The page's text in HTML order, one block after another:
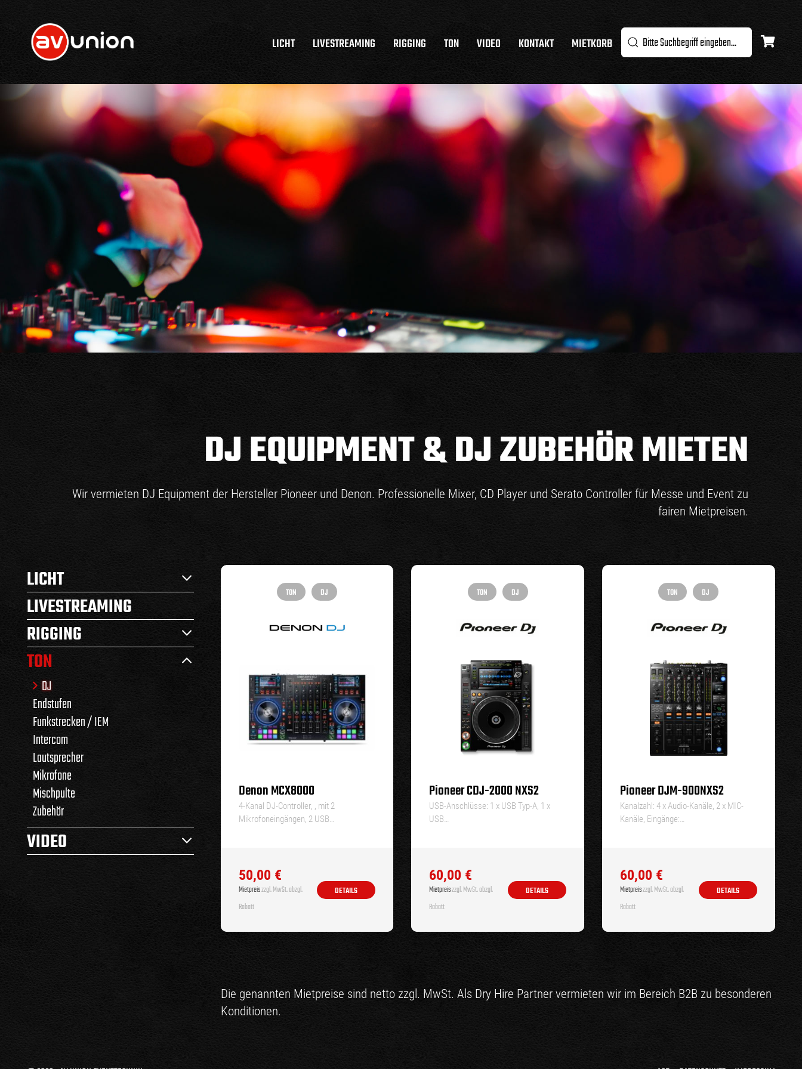
LICHT LIVESTREAMING RIGGING TON VIDEO KONTAKT MIETKORB
DJ EQUIPMENT & DJ ZUBEHÖR MIETEN
Wir vermieten DJ Equipment der Hersteller Pioneer und Denon. Professionelle Mixer, CD Player und Serato Controller für Messe und Event zu
fairen Mietpreisen.
LICHT
LIVESTREAMING
RIGGING
TON
DJ
Endstufen
Funkstrecken / IEM
Intercom
Lautsprecher
Mikrofone
Mischpulte
Zubehör
VIDEO
TON DJ
Denon MCX8000
4-Kanal DJ-Controller, , mit 2
Mikrofoneingängen, 2 USB…
50,00 €
Mietpreiszzgl. MwSt. abzgl.
Rabatt
DETAILS
TON DJ
Pioneer CDJ-2000 NXS2
USB-Anschlüsse: 1 x USB Typ-A, 1 x
USB…
60,00 €
Mietpreiszzgl. MwSt. abzgl.
Rabatt
DETAILS
TON DJ
Pioneer DJM-900NXS2
Kanalzahl: 4 x Audio-Kanäle, 2 x MIC-
Kanäle, Eingänge:…
60,00 €
Mietpreiszzgl. MwSt. abzgl.
Rabatt
DETAILS
Die genannten Mietpreise sind netto zzgl. MwSt. Als Dry Hire Partner vermieten wir im Bereich B2B zu besonderen
Konditionen.